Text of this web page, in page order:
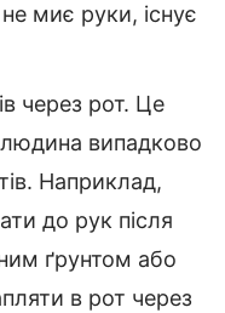
миє руки, існує
через рот. Це
випадково
Наприклад,
до рук після
ґрунтом або
в рот через